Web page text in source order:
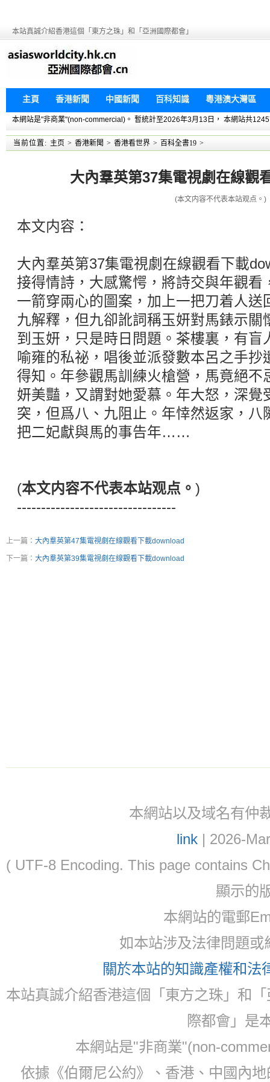
本站真誠介紹香港這個「東方之珠」和「亞洲國際都會」
主頁 香港新聞 中國新聞 百科知識 粵港澳大灣區
本網站是"非商業"(non-commercial)。 暫統計至2026年3月13日， 本網站共
当前位置: 主页 > 香港新聞 > 香港看世界 > 百科全書19 >
大內羣英第37集電視劇在線觀
(本文内容不代表本站观点。)
本文内容：
大內羣英第37集電視劇在線觀看下載
接得情詩，大感驚愕，將詩交與年觀看
一箭穿兩心的圖案，加上一把刀着人送
九解釋，但九卻訛詞稱玉妍對馬錶示關
到玉妍，只是時日問題。茶樓裏，有盲
喻雍的私祕，唱後並派發數本呂之手抄
得知。年參觀馬訓練火槍營，馬竟絕不
妍美豔，又謂對她愛慕。年大怒，深覺
突，但爲八、九阻止。年悻然返家，八
把二妃獻與馬的事告年……
(本文内容不代表本站观点。 )
---------------------------------
上一篇： 大內羣英第47集電視劇在線觀看下載download
下一篇： 大內羣英第39集電視劇在線觀看下載download
本網站以及域名有仲
link| 2026-
( UTF-8 Encoding. This page contains
顯示的
本網站的電郵
如本站涉及法律問題
關於本站的知識產權和法
本站真誠介紹香港這個「東方之珠」和
際都會」是
本網站是"非商業"(non-
依據《伯爾尼公約》、香港、中國內